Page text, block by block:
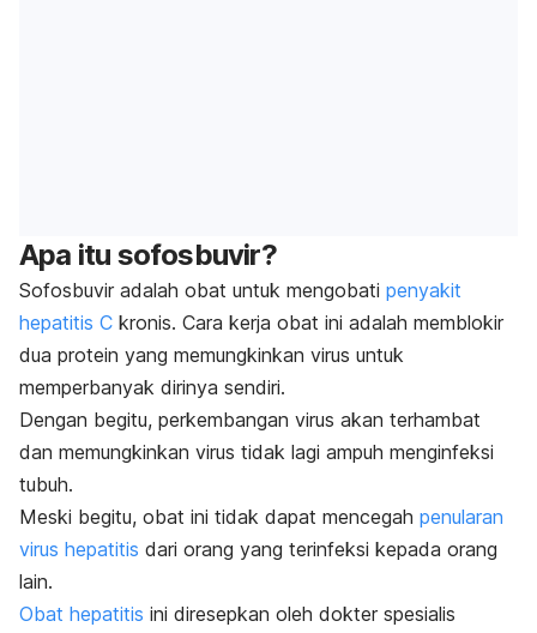
Apa itu sofosbuvir?
Sofosbuvir adalah obat untuk mengobati penyakit
hepatitis C kronis. Cara kerja obat ini adalah memblokir
dua protein yang memungkinkan virus untuk
memperbanyak dirinya sendiri.
Dengan begitu, perkembangan virus akan terhambat
dan memungkinkan virus tidak lagi ampuh menginfeksi
tubuh.
Meski begitu, obat ini tidak dapat mencegah penularan
virus hepatitis dari orang yang terinfeksi kepada orang
lain.
Obat hepatitis ini diresepkan oleh dokter spesialis